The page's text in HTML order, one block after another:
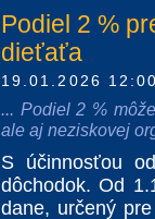
Podiel 2 %
dieťaťa
19.01.2026
... Podiel 2 %
ale aj neziskovej
S účinnosťou
dôchodok. Od
dane, určený